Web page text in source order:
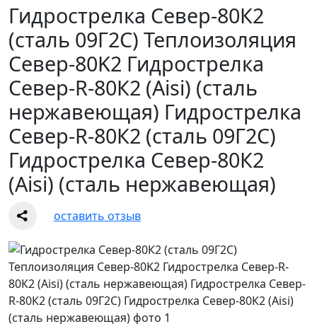
Гидрострелка Север-80К2
(сталь 09Г2С) Теплоизоляция
Север-80K2 Гидрострелка
Север-R-80К2 (Aisi) (сталь
нержавеющая) Гидрострелка
Север-R-80К2 (сталь 09Г2С)
Гидрострелка Север-80К2
(Aisi) (сталь нержавеющая)
оставить отзыв